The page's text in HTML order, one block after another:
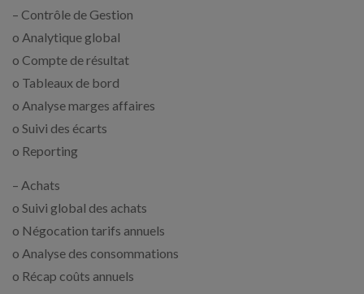
– Contrôle de Gestion
o Analytique global
o Compte de résultat
o Tableaux de bord
o Analyse marges affaires
o Suivi des écarts
o Reporting
– Achats
o Suivi global des achats
o Négocation tarifs annuels
o Analyse des consommations
o Récap coûts annuels